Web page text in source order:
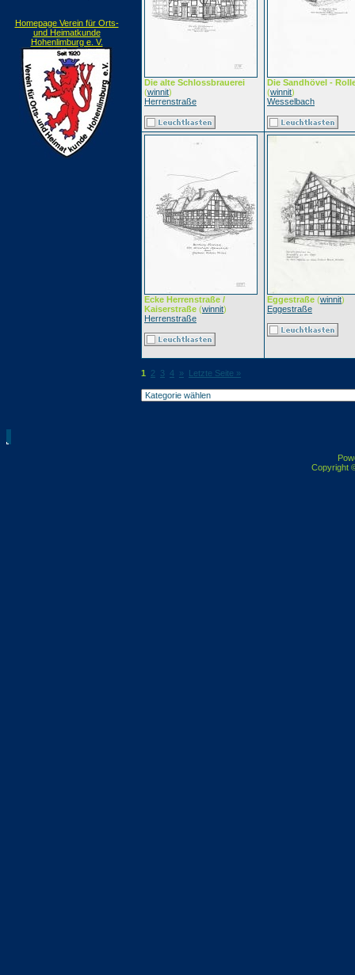
Homepage Verein für Orts-
und Heimatkunde
Hohenlimburg e. V.
Die alte Schlossbrauerei
(winnit)
Herrenstraße
Die Sandhövel -
(winnit)
Wesselbach
Ecke Herrenstraße /
Kaiserstraße (winnit)
Herrenstraße
Eggestraße (winnit)
Eggestraße
1 2 3 4 » Letzte Seite »
Copyright